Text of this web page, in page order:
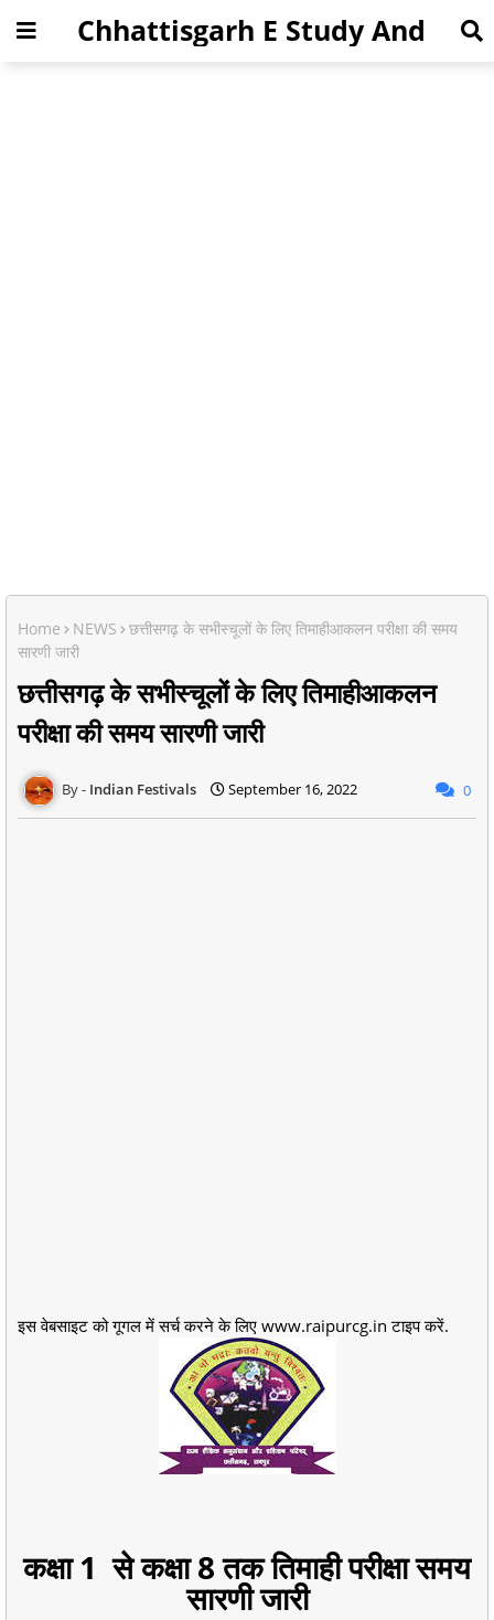
Chhattisgarh E Study And
Home NEWS
छत्तीसगढ़ के सभीस्चूलों के लिए तिमाहीआकलन परीक्षा की समय
सारणी जारी
छत्तीसगढ़ के सभीस्चूलों के लिए तिमाहीआकलन
परीक्षा की समय सारणी जारी
Indian Festivals September 16, 2022 0
इस वेबसाइट को गूगल में सर्च करने के लिए www.raipurcg.in टाइप करें.
कक्षा 1 से कक्षा 8 तक तिमाही परीक्षा समय
सारणी जारी